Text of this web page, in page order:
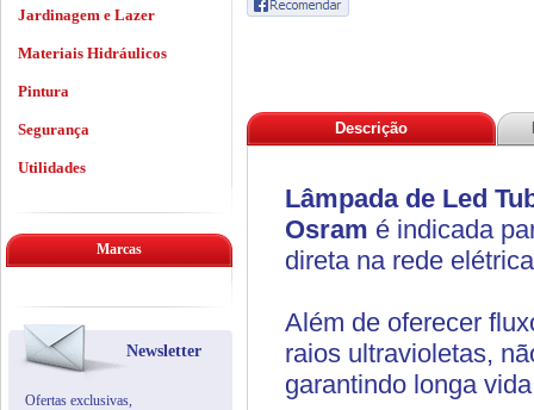
Descrição
Lâmpada de Led
Osram é indicada
direta na rede
Além de oferecer
raios ultravioletas,
garantindo longa
Jardinagem e Lazer
Materiais Hidráulicos
Pintura
Segurança
Utilidades
Marcas
Newsletter
Ofertas exclusivas,